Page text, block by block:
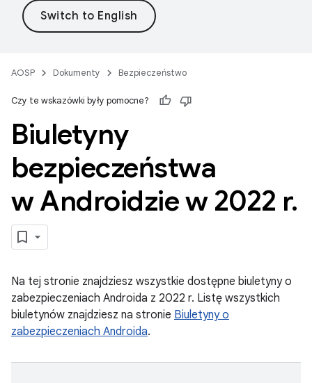
AOSP Dokumenty Bezpieczeństwo
Czy te wskazówki były pomocne?
Biuletyny
bezpieczeństwa
w Androidzie w 2022 r.
Na tej stronie znajdziesz wszystkie dostępne biuletyny o
zabezpieczeniach Androida z 2022 r. Listę wszystkich
biuletynów znajdziesz na stronie Biuletyny o
zabezpieczeniach Androida.